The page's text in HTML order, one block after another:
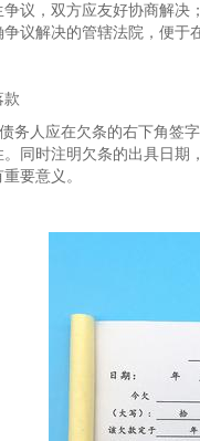
争议，双方应友好协商解决
争议解决的管辖法院，便于
款
务人应在欠条的右下角签
。同时注明欠条的出具日期
要意义。